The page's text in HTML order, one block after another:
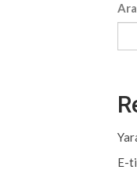
Ara
E-